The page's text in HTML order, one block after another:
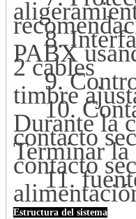
8.
PABX
2 cables
9. Control
timbre
10.
Durante la
contacto
Terminar la
contacto
11.
Estructura del sistema